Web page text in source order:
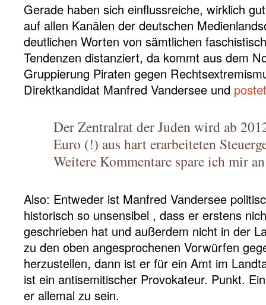
Gerade haben sich einflussreiche, wirklich
auf allen Kanälen der deutschen
deutlichen Worten von sämtlichen
Tendenzen distanziert, da kommt aus dem
Gruppierung Piraten gegen
Direktkandidat Manfred Vandersee und
Der Zentralrat der Juden wird ab
Euro (!) aus hart erarbeiteten
Weitere Kommentare spare ich mir
Also: Entweder ist Manfred Vandersee
historisch so unsensibel , dass er erstens
geschrieben hat und außerdem nicht in der
zu den oben angesprochenen Vorwürfen
herzustellen, dann ist er für ein Amt im
ist ein antisemitischer Provokateur. Punkt.
er allemal zu sein.